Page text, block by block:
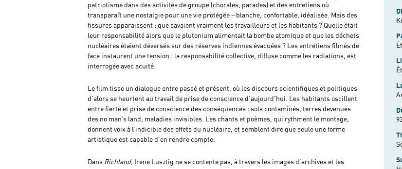
patriotisme dans des activités de groupe (chorales, parades) et des entretiens où
transparaît une nostalgie pour une vie protégée – blanche, confortable, idéalisée. Mais des
fissures apparaissent : que savaient vraiment les travailleurs et les habitants ? Quelle était
leur responsabilité alors que le plutonium alimentait la bombe atomique et que les déchets
nucléaires étaient déversés sur des réserves indiennes évacuées ? Les entretiens filmés de
face instaurent une tension : la responsabilité collective, diffuse comme les radiations, est
interrogée avec acuité.
Le film tisse un dialogue entre passé et présent, où les discours scientifiques et politiques
d’alors se heurtent au travail de prise de conscience d’aujourd’hui. Les habitants oscillent
entre fierté et prise de conscience des conséquences : sols contaminés, terres devenues
des no man’s land, maladies invisibles. Les chants et poèmes, qui rythment le montage,
donnent voix à l’indicible des effets du nucléaire, et semblent dire que seule une forme
artistique est capable d’en rendre compte.
Dans Richland, Irene Lusztig ne se contente pas, à travers les images d’archives et les